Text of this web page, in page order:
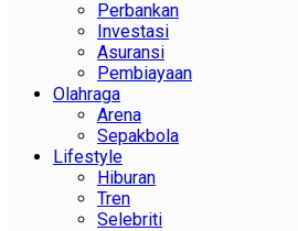
Perbankan
Investasi
Asuransi
Pembiayaan
Olahraga
Arena
Sepakbola
Lifestyle
Hiburan
Tren
Selebriti